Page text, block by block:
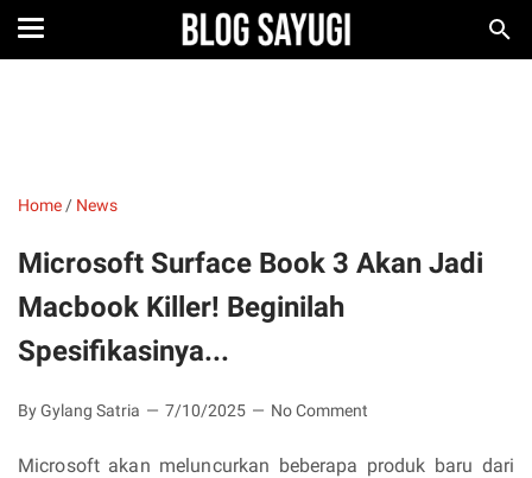
Home / News
Microsoft Surface Book 3 Akan Jadi
Macbook Killer! Beginilah
Spesifikasinya...
By Gylang Satria 7/10/2025 No Comment
Microsoft akan meluncurkan beberapa produk baru dari